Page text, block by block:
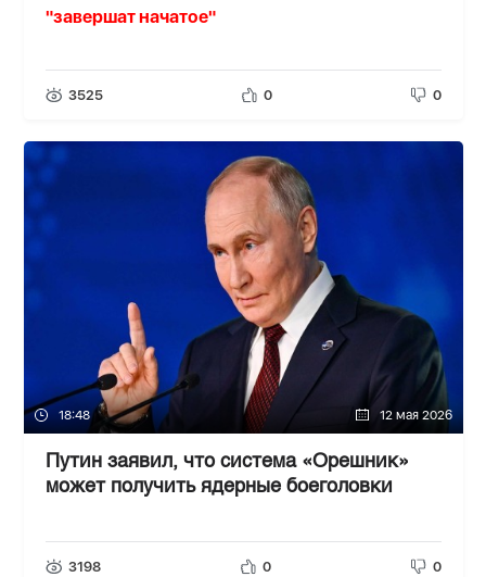
"завершат начатое"
3525 0 0
18:48 12 мая 2026
Путин заявил, что система «Орешник»
может получить ядерные боеголовки
3198 0 0